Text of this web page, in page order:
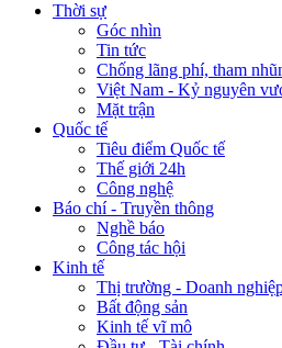
Thời sự
Góc nhìn
Tin tức
Chống lãng phí, tham
Việt Nam - Kỷ nguyên
Mặt trận
Quốc tế
Tiêu điểm Quốc tế
Thế giới 24h
Công nghệ
Báo chí - Truyền thông
Nghề báo
Công tác hội
Kinh tế
Thị trường - Doanh
Bất động sản
Kinh tế vĩ mô